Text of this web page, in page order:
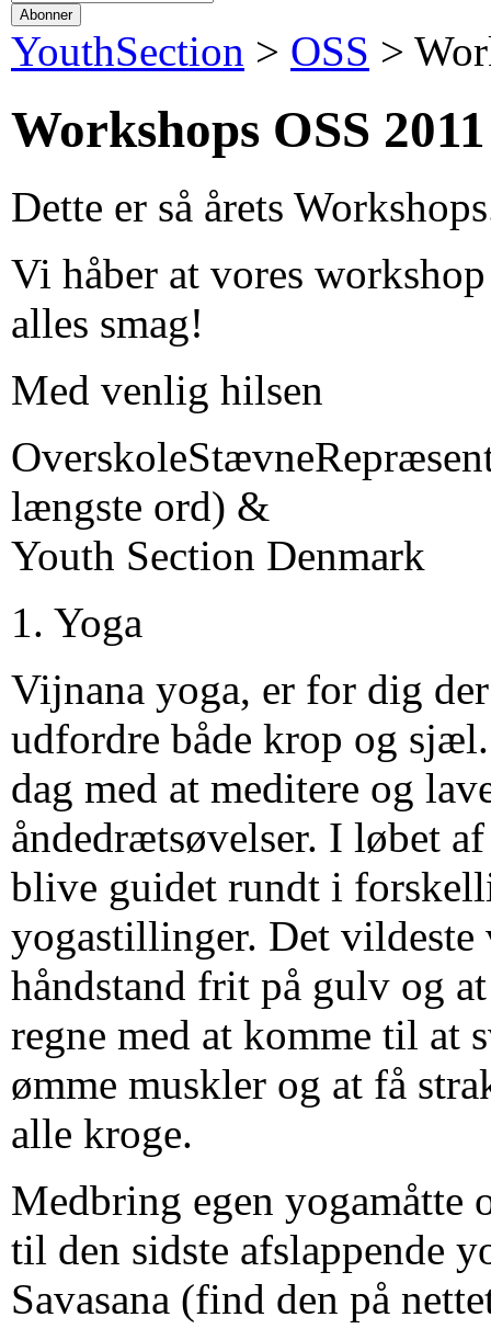
YouthSection > OSS >
Workshops OSS 2011
Dette er så årets
Vi håber at vores
alles smag!
Med venlig hilsen
længste ord) &
Youth Section Denmark
1. Yoga
Vijnana yoga, er for dig
udfordre både krop og
dag med at meditere og
åndedrætsøvelser. I løbet
blive guidet rundt i
yogastillinger. Det
håndstand frit på gulv og
regne med at komme til at
ømme muskler og at få
alle kroge.
Medbring egen yogamåtte
til den sidste afslappende
Savasana (find den på